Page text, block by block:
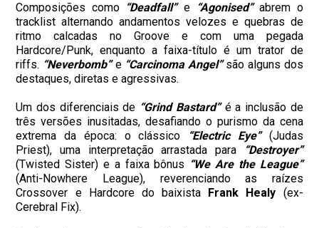
Composições como “Deadfall”e “Agonised”abrem o
tracklist alternando andamentos velozes e quebras de
ritmo calcadas no Groove e com uma pegada
Hardcore/Punk, enquanto a faixa-título é um trator de
riffs. “Neverbomb”e “Carcinoma Angel”são alguns dos
destaques, diretas e agressivas.
Um dos diferenciais de “Grind Bastard”é a inclusão de
três versões inusitadas, desafiando o purismo da cena
extrema da época: o clássico
“Electric Eye”(Judas
Priest), uma interpretação arrastada para
“Destroyer”
(Twisted Sister) e a faixa bônus “We Are the League”
(Anti-Nowhere League), reverenciando as raízes
Crossover e Hardcore do baixista Frank Healy (ex-
Cerebral Fix).